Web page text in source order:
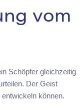
vom
Schöpfer gleichzeitig
Der Geist
können.